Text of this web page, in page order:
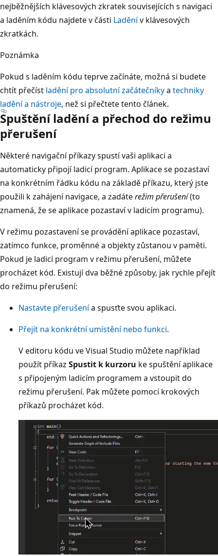
nejběžnějších klávesových zkratek souvisejících s navigaci
a laděním kódu najdete v části Laděnív klávesových
zkratkách.
Poznámka
Pokud s laděním kódu teprve začínáte, možná si budete
chtít přečíst ladění pro absolutní začátečníkya techniky
ladění a nástroje, než si přečtete tento článek.
Spuštění ladění a přechod do režimu
přerušení
Některé navigační příkazy spustí vaši aplikaci a
automaticky připojí ladicí program. Aplikace se pozastaví
na konkrétním řádku kódu na základě příkazu, který jste
použili k zahájení navigace, a zadáterežim přerušení(to
znamená, že se aplikace pozastaví v ladicím programu).
V režimu pozastavení se provádění aplikace pozastaví,
zatímco funkce, proměnné a objekty zůstanou v paměti.
Pokud je ladicí program v režimu přerušení, můžete
procházet kód. Existují dva běžné způsoby, jak rychle přejít
do režimu přerušení:
Nastavte přerušenía spusťte svou aplikaci.
Přejít na konkrétní umístění nebo funkci.
V editoru kódu ve Visual Studio můžete například
použít příkaz Spustit k kurzoru ke spuštění aplikace
s připojeným ladicím programem a vstoupit do
režimu přerušení. Pak můžete pomocí krokových
příkazů procházet kód.